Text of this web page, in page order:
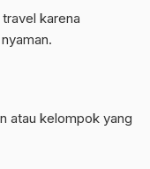
karena
atau kelompok yang